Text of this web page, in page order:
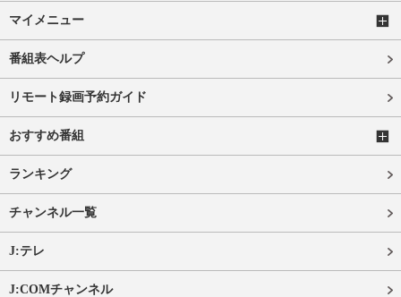
マイメニュー
番組表ヘルプ
リモート録画予約ガイド
おすすめ番組
ランキング
チャンネル一覧
J:テレ
J:COMチャンネル